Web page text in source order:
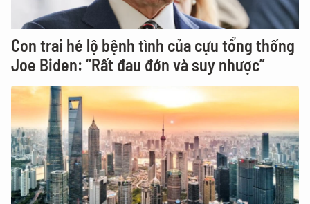
Con trai hé lộ bệnh tình của cựu tổng thống
Joe Biden: “Rất đau đớn và suy nhược”